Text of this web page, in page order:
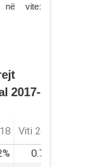
në vite:
2017-